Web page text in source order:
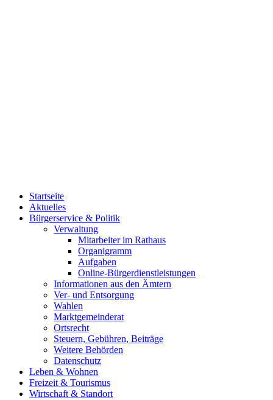
Startseite
Aktuelles
Bürgerservice & Politik
Verwaltung
Mitarbeiter im Rathaus
Organigramm
Aufgaben
Online-Bürgerdienstleistungen
Informationen aus den Ämtern
Ver- und Entsorgung
Wahlen
Marktgemeinderat
Ortsrecht
Steuern, Gebühren, Beiträge
Weitere Behörden
Datenschutz
Leben & Wohnen
Freizeit & Tourismus
Wirtschaft & Standort